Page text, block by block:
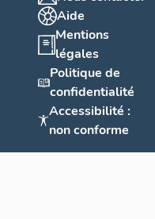
Aide
Mentions
légales
Politique de
confidentialité
Accessibilité :
non conforme